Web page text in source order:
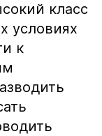
класс
условиях
к